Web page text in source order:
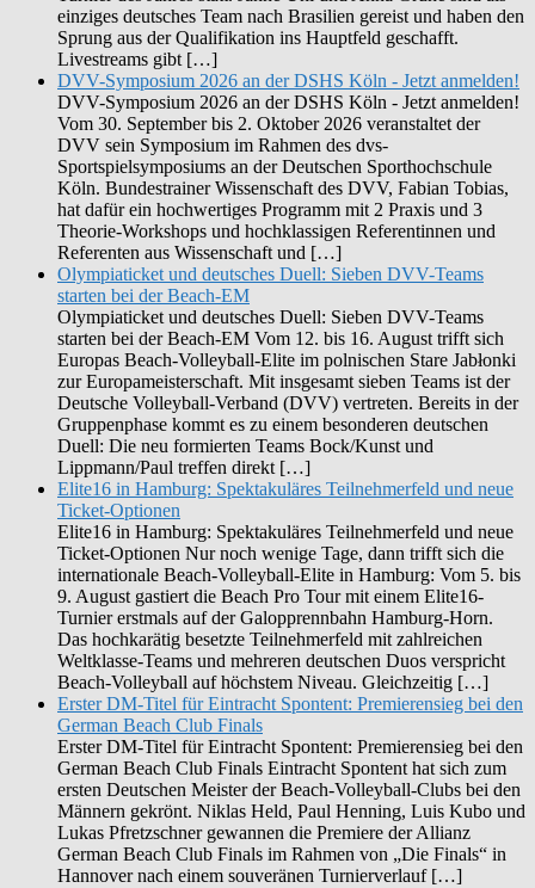
einziges deutsches Team nach Brasilien gereist und haben den
Sprung aus der Qualifikation ins Hauptfeld geschafft.
Livestreams gibt […]
DVV-Symposium 2026 an der DSHS Köln - Jetzt anmelden!
DVV-Symposium 2026 an der DSHS Köln - Jetzt anmelden!
Vom 30. September bis 2. Oktober 2026 veranstaltet der
DVV sein Symposium im Rahmen des dvs-
Sportspielsymposiums an der Deutschen Sporthochschule
Köln. Bundestrainer Wissenschaft des DVV, Fabian Tobias,
hat dafür ein hochwertiges Programm mit 2 Praxis und 3
Theorie-Workshops und hochklassigen Referentinnen und
Referenten aus Wissenschaft und […]
Olympiaticket und deutsches Duell: Sieben DVV-Teams
starten bei der Beach-EM
Olympiaticket und deutsches Duell: Sieben DVV-Teams
starten bei der Beach-EM Vom 12. bis 16. August trifft sich
Europas Beach-Volleyball-Elite im polnischen Stare Jabłonki
zur Europameisterschaft. Mit insgesamt sieben Teams ist der
Deutsche Volleyball-Verband (DVV) vertreten. Bereits in der
Gruppenphase kommt es zu einem besonderen deutschen
Duell: Die neu formierten Teams Bock/Kunst und
Lippmann/Paul treffen direkt […]
Elite16 in Hamburg: Spektakuläres Teilnehmerfeld und neue
Ticket-Optionen
Elite16 in Hamburg: Spektakuläres Teilnehmerfeld und neue
Ticket-Optionen Nur noch wenige Tage, dann trifft sich die
internationale Beach-Volleyball-Elite in Hamburg: Vom 5. bis
9. August gastiert die Beach Pro Tour mit einem Elite16-
Turnier erstmals auf der Galopprennbahn Hamburg-Horn.
Das hochkarätig besetzte Teilnehmerfeld mit zahlreichen
Weltklasse-Teams und mehreren deutschen Duos verspricht
Beach-Volleyball auf höchstem Niveau. Gleichzeitig […]
Erster DM-Titel für Eintracht Spontent: Premierensieg bei den
German Beach Club Finals
Erster DM-Titel für Eintracht Spontent: Premierensieg bei den
German Beach Club Finals Eintracht Spontent hat sich zum
ersten Deutschen Meister der Beach-Volleyball-Clubs bei den
Männern gekrönt. Niklas Held, Paul Henning, Luis Kubo und
Lukas Pfretzschner gewannen die Premiere der Allianz
German Beach Club Finals im Rahmen von „Die Finals“ in
Hannover nach einem souveränen Turnierverlauf […]